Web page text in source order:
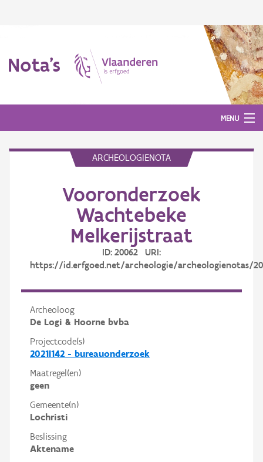
Nota's
MENU
ARCHEOLOGIENOTA
Vooronderzoek
Wachtebeke
Melkerijstraat
ID: 20062 URI:
https://id.erfgoed.net/archeologie/archeologienotas/
Archeoloog
De Logi & Hoorne bvba
Projectcode(s)
2021I142 - bureauonderzoek
Maatregel(en)
geen
Gemeente(n)
Lochristi
Beslissing
Aktename